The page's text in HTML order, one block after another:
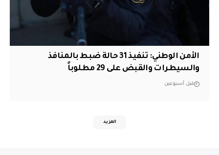
الأمن الوطني: تنفيذ 31 حالة ضبط بالمنافذ
والسيطرات والقبض على 29 مطلوباً
قبل أسبوعين
المزيد